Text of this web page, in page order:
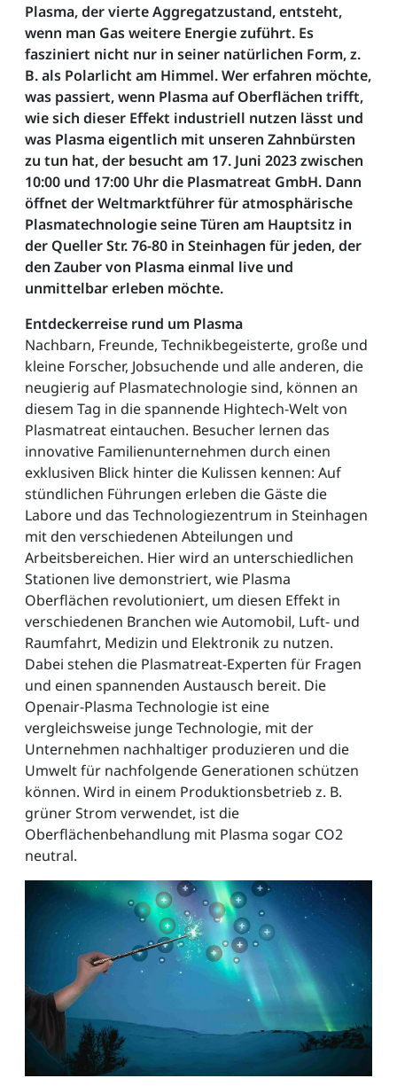
Plasma, der vierte Aggregatzustand, entsteht,
wenn man Gas weitere Energie zuführt. Es
fasziniert nicht nur in seiner natürlichen Form, z.
B. als Polarlicht am Himmel. Wer erfahren möchte,
was passiert, wenn Plasma auf Oberflächen trifft,
wie sich dieser Effekt industriell nutzen lässt und
was Plasma eigentlich mit unseren Zahnbürsten
zu tun hat, der besucht am 17. Juni 2023 zwischen
10:00 und 17:00 Uhr die Plasmatreat GmbH. Dann
öffnet der Weltmarktführer für atmosphärische
Plasmatechnologie seine Türen am Hauptsitz in
der Queller Str. 76-80 in Steinhagen für jeden, der
den Zauber von Plasma einmal live und
unmittelbar erleben möchte.
Entdeckerreise rund um Plasma
Nachbarn, Freunde, Technikbegeisterte, große und
kleine Forscher, Jobsuchende und alle anderen, die
neugierig auf Plasmatechnologie sind, können an
diesem Tag in die spannende Hightech-Welt von
Plasmatreat eintauchen. Besucher lernen das
innovative Familienunternehmen durch einen
exklusiven Blick hinter die Kulissen kennen: Auf
stündlichen Führungen erleben die Gäste die
Labore und das Technologiezentrum in Steinhagen
mit den verschiedenen Abteilungen und
Arbeitsbereichen. Hier wird an unterschiedlichen
Stationen live demonstriert, wie Plasma
Oberflächen revolutioniert, um diesen Effekt in
verschiedenen Branchen wie Automobil, Luft- und
Raumfahrt, Medizin und Elektronik zu nutzen.
Dabei stehen die Plasmatreat-Experten für Fragen
und einen spannenden Austausch bereit. Die
Openair-Plasma Technologie ist eine
vergleichsweise junge Technologie, mit der
Unternehmen nachhaltiger produzieren und die
Umwelt für nachfolgende Generationen schützen
können. Wird in einem Produktionsbetrieb z. B.
grüner Strom verwendet, ist die
Oberflächenbehandlung mit Plasma sogar CO2
neutral.